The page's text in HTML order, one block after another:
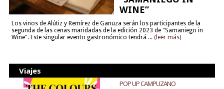
WINE”
Los vinos de Alútiz y Remírez de Ganuza serán los participantes de la
segunda de las cenas maridadas de la edición 2023 de "Samaniego in
Wine". Este singular evento gastronómico tendrá ... (leer más)
Viajes
POP UP CAMPUZANO